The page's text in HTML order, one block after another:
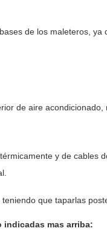
de los maleteros,
de aire
y de cables
que taparlas
indicadas mas arriba: